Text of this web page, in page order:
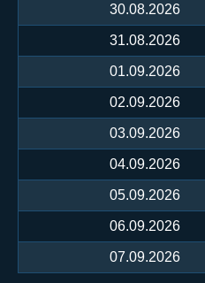
30.08.2026
31.08.2026
01.09.2026
02.09.2026
03.09.2026
04.09.2026
05.09.2026
06.09.2026
07.09.2026